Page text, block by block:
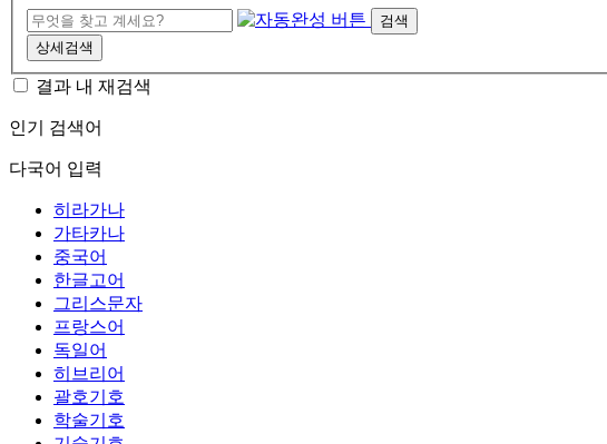
검색
상세검색
결과 내 재검색
인기 검색어
다국어 입력
히라가나
가타카나
중국어
한글고어
그리스문자
프랑스어
독일어
히브리어
괄호기호
학술기호